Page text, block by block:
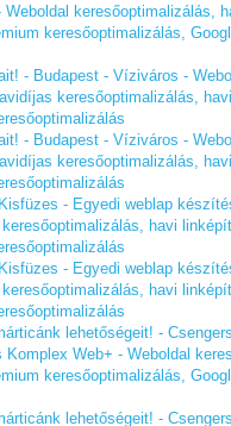
keresőoptimalizálás,
keresőoptimalizálás,
- Budapest - Víziváros -
keresőoptimalizálás,
- Budapest - Víziváros -
keresőoptimalizálás,
- Egyedi weblap
havi
- Egyedi weblap
havi
lehetőségeit! -
Web+ - Weboldal
keresőoptimalizálás,
lehetőségeit! -